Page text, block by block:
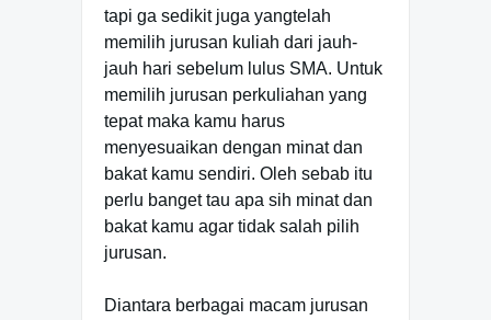
tapi ga sedikit juga yangtelah
memilih jurusan kuliah dari jauh-
jauh hari sebelum lulus SMA. Untuk
memilih jurusan perkuliahan yang
tepat maka kamu harus
menyesuaikan dengan minat dan
bakat kamu sendiri. Oleh sebab itu
perlu banget tau apa sih minat dan
bakat kamu agar tidak salah pilih
jurusan.
Diantara berbagai macam jurusan